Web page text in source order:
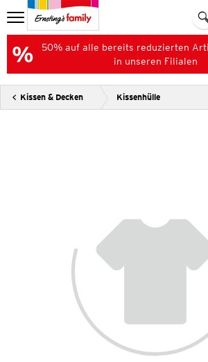
50% auf alle bereits reduzierten
in unseren Filialen
Kissen & Decken Kissenhülle